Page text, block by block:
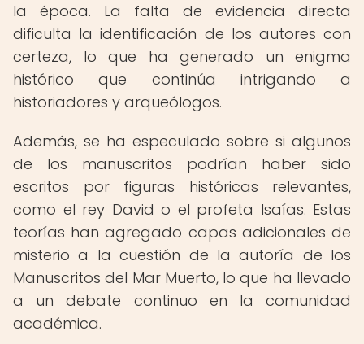
la época. La falta de evidencia directa
dificulta la identificación de los autores con
certeza, lo que ha generado un enigma
histórico que continúa intrigando a
historiadores y arqueólogos.
Además, se ha especulado sobre si algunos
de los manuscritos podrían haber sido
escritos por figuras históricas relevantes,
como el rey David o el profeta Isaías. Estas
teorías han agregado capas adicionales de
misterio a la cuestión de la autoría de los
Manuscritos del Mar Muerto, lo que ha llevado
a un debate continuo en la comunidad
académica.